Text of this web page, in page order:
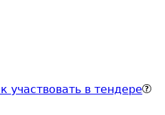
участвовать в тендере